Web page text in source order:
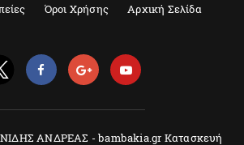
Όροι Χρήσης Αρχική Σελίδα
ΑΝΔΡΕΑΣ - bambakia.gr Κατασκευή